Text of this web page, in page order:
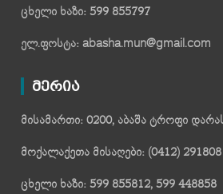
ცხელი ხაზი: 599 855797
ელ.ფოსტა: abasha.mun@gmail.com
მერია
მისამართი: 0200, აბაშა ტროფი
მოქალაქეთა მისაღები: (0412) 291808
ცხელი ხაზი: 599 855812, 599 448858